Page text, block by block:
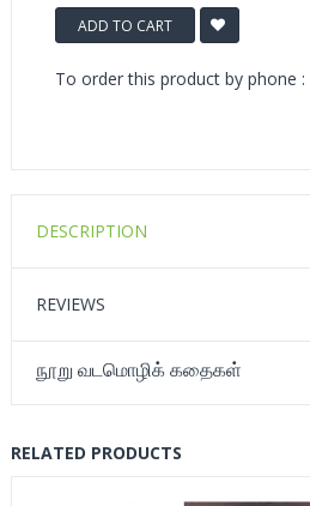
ADD TO CART
To order this product by phone :
DESCRIPTION
REVIEWS
நூறு வடமொழிக் கதைகள்
RELATED PRODUCTS